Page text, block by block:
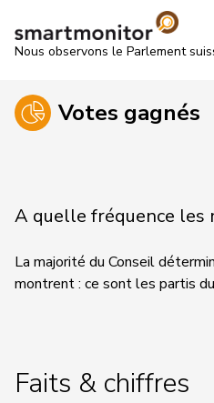
Nous observons le Parlement
Votes gagnés
A quelle fréquence les
La majorité du Conseil
montrent : ce sont les partis
Faits & chiffres